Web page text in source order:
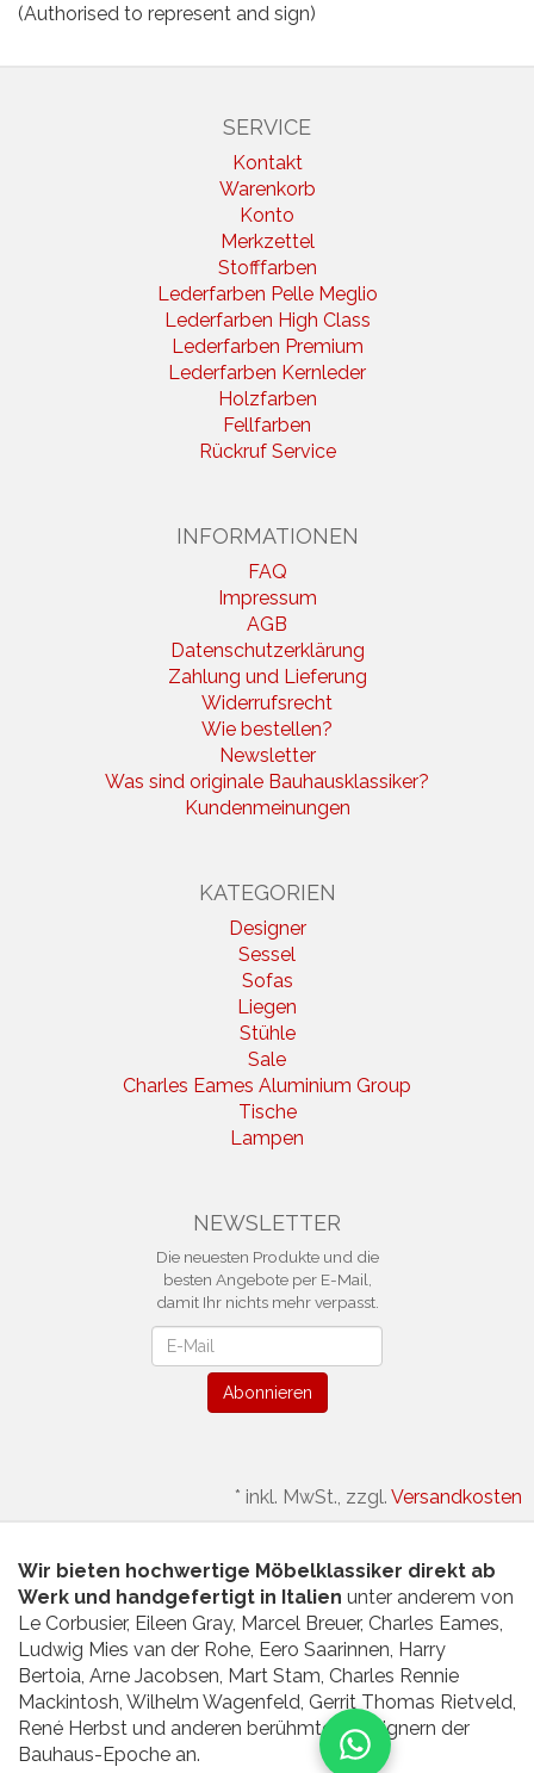
(Authorised to represent and sign)
SERVICE
Kontakt
Warenkorb
Konto
Merkzettel
Stofffarben
Lederfarben Pelle Meglio
Lederfarben High Class
Lederfarben Premium
Lederfarben Kernleder
Holzfarben
Fellfarben
Rückruf Service
INFORMATIONEN
FAQ
Impressum
AGB
Datenschutzerklärung
Zahlung und Lieferung
Widerrufsrecht
Wie bestellen?
Newsletter
Was sind originale Bauhausklassiker?
Kundenmeinungen
KATEGORIEN
Designer
Sessel
Sofas
Liegen
Stühle
Sale
Charles Eames Aluminium Group
Tische
Lampen
NEWSLETTER
Die neuesten Produkte und die
besten Angebote per E-Mail,
damit Ihr nichts mehr verpasst.
Abonnieren
* inkl. MwSt., zzgl. Versandkosten
Wir bieten hochwertige Möbelklassiker direkt ab
Werk und handgefertigt in Italien unter anderem von
Le Corbusier, Eileen Gray, Marcel Breuer, Charles Eames,
Ludwig Mies van der Rohe, Eero Saarinnen, Harry
Bertoia, Arne Jacobsen, Mart Stam, Charles Rennie
Mackintosh, Wilhelm Wagenfeld, Gerrit Thomas Rietveld,
René Herbst und anderen berühmten Designern der
Bauhaus-Epoche an.